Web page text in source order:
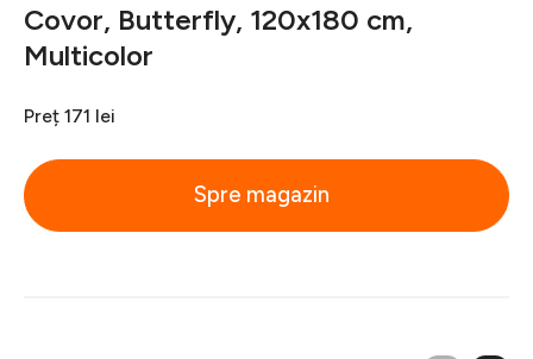
Covor, Butterfly, 120x180 cm,
Multicolor
Preț 171 lei
Spre magazin